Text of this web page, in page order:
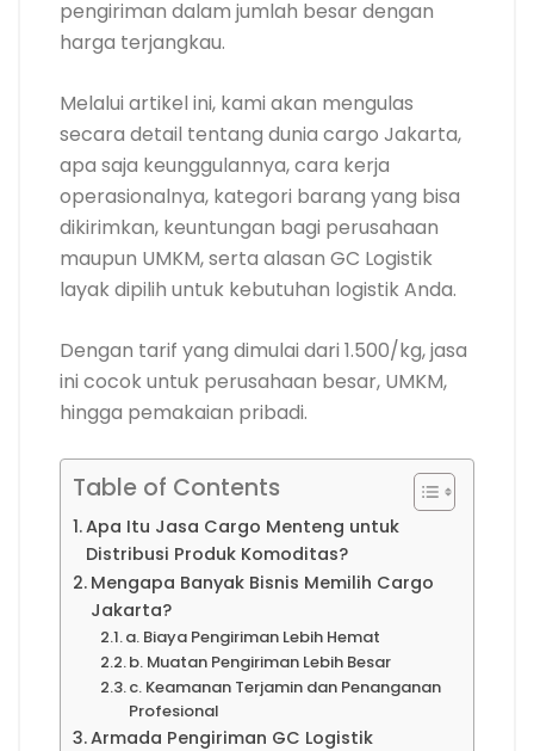
pengiriman dalam jumlah besar dengan
harga terjangkau.
Melalui artikel ini, kami akan mengulas
secara detail tentang dunia cargo Jakarta,
apa saja keunggulannya, cara kerja
operasionalnya, kategori barang yang bisa
dikirimkan, keuntungan bagi perusahaan
maupun UMKM, serta alasan GC Logistik
layak dipilih untuk kebutuhan logistik Anda.
Dengan tarif yang dimulai dari 1.500/kg, jasa
ini cocok untuk perusahaan besar, UMKM,
hingga pemakaian pribadi.
Table of Contents
Apa Itu Jasa Cargo Menteng untuk
Distribusi Produk Komoditas?
Mengapa Banyak Bisnis Memilih Cargo
Jakarta?
a. Biaya Pengiriman Lebih Hemat
b. Muatan Pengiriman Lebih Besar
c. Keamanan Terjamin dan Penanganan
Profesional
Armada Pengiriman GC Logistik